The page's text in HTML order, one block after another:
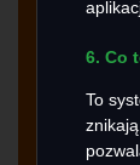
6. Co
To